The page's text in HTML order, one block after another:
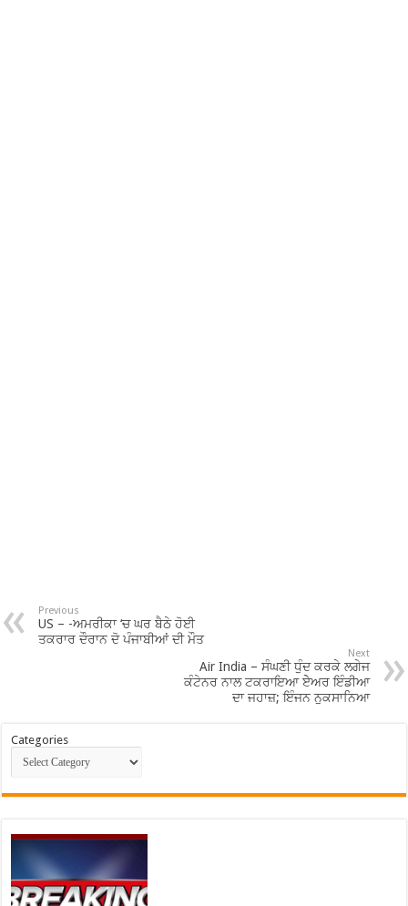
Previous
US – -ਅਮਰੀਕਾ ‘ਚ ਘਰ ਬੈਠੇ ਹੋਈ
ਤਕਰਾਰ ਦੌਰਾਨ ਦੋ ਪੰਜਾਬੀਆਂ ਦੀ ਮੌਤ
Next
Air India – ਸੰਘਣੀ ਧੁੰਦ ਕਰਕੇ ਲਗੇਜ
ਕੰਟੇਨਰ ਨਾਲ ਟਕਰਾਇਆ ਏੇਅਰ ਇੰਡੀਆ
ਦਾ ਜਹਾਜ਼; ਇੰਜਨ ਨੁਕਸਾਨਿਆ
Categories